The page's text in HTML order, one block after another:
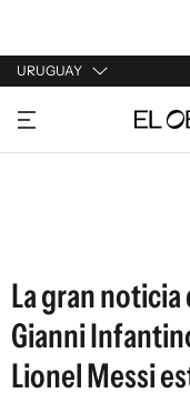
URUGUAY
URUGUAY
ARGENTINA
La gran noticia
Gianni
Lionel Messi